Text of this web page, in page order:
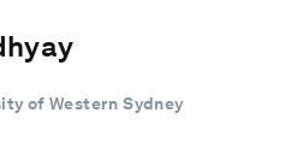
of Western Sydney